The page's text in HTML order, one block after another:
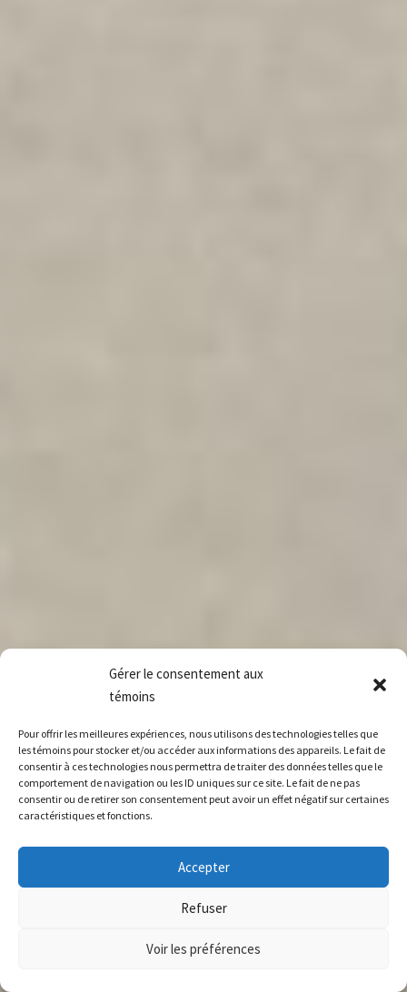
Gérer le consentement aux
témoins
Pour offrir les meilleures expériences, nous utilisons des technologies telles que
les témoins pour stocker et/ou accéder aux informations des appareils. Le fait de
consentir à ces technologies nous permettra de traiter des données telles que le
comportement de navigation ou les ID uniques sur ce site. Le fait de ne pas
consentir ou de retirer son consentement peut avoir un effet négatif sur certaines
caractéristiques et fonctions.
Accepter
Refuser
Voir les préférences